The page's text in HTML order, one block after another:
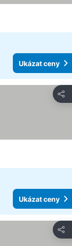
Ukázat ceny
Sdílet
Ukázat ceny
Sdílet